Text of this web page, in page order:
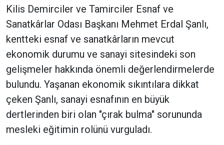
Kilis Demirciler ve Tamirciler Esnaf ve
Sanatkârlar Odası Başkanı Mehmet Erdal Şanlı,
kentteki esnaf ve sanatkârların mevcut
ekonomik durumu ve sanayi sitesindeki son
gelişmeler hakkında önemli değerlendirmelerde
bulundu. Yaşanan ekonomik sıkıntılara dikkat
çeken Şanlı, sanayi esnafının en büyük
dertlerinden biri olan "çırak bulma" sorununda
mesleki eğitimin rolünü vurguladı.